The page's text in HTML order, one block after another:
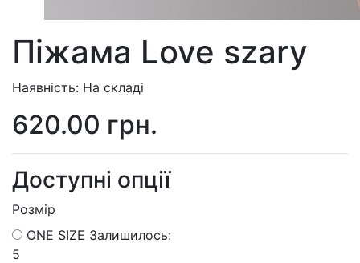
Пiжама Love szary
Наявність: На складі
620.00 грн.
Доступні опції
Розмір
ONE SIZE Залишилось:
5